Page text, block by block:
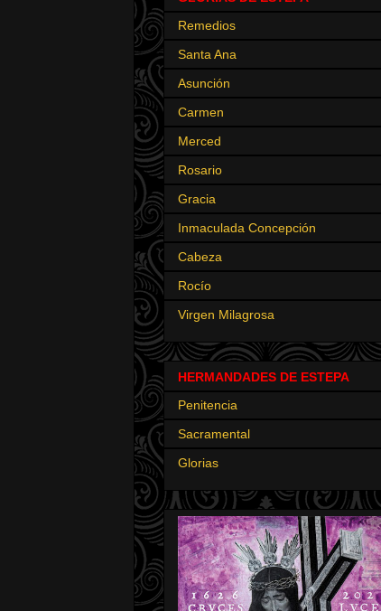
Remedios
Santa Ana
Asunción
Carmen
Merced
Rosario
Gracia
Inmaculada Concepción
Cabeza
Rocío
Virgen Milagrosa
HERMANDADES DE ESTEPA
Penitencia
Sacramental
Glorias